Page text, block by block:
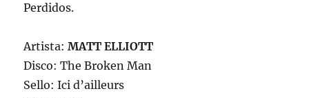
Perdidos.
Artista:MATT ELLIOTT
Disco: The Broken Man
Sello: Ici d’ailleurs